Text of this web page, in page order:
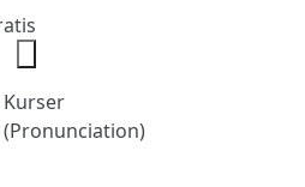
Kurser